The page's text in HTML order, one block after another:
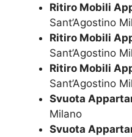
Ritiro Mobili
Sant’Agostino
Ritiro Mobili
Sant’Agostino
Ritiro Mobili
Sant’Agostino
Svuota
Milano
Svuota